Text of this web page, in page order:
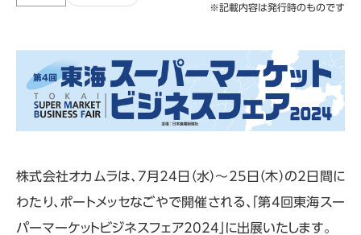
※記載内容は発行時のものです
株式会社オカムラは、7月24日（水）～25日（木）の2日間に
わたり、ポートメッセなごやで開催される、「第4回東海スー
パーマーケットビジネスフェア2024」に出展いたします。